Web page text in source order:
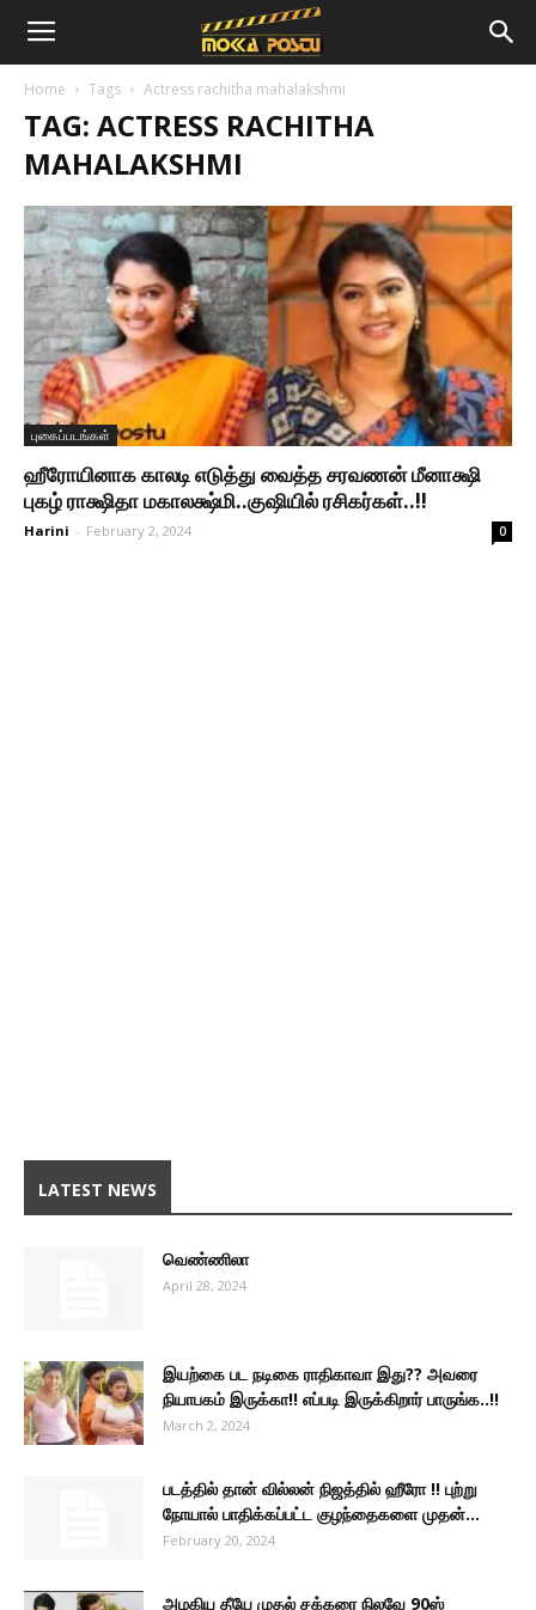
Home Tags Actress rachitha mahalakshmi
TAG: ACTRESS RACHITHA
MAHALAKSHMI
புகைப்படங்கள்
ஹீரோயினாக காலடி எடுத்து வைத்த சரவணன் மீனாக்ஷி
புகழ் ராக்ஷிதா மகாலக்ஷ்மி..குஷியில் ரசிகர்கள்..!!
Harini - February 2, 2024 0
LATEST NEWS
வெண்ணிலா
April 28, 2024
இயற்கை பட நடிகை ராதிகாவா இது?? அவரை
நியாபகம் இருக்கா!! எப்படி இருக்கிறார் பாருங்க..!!
March 2, 2024
படத்தில் தான் வில்லன் நிஜத்தில் ஹீரோ !! புற்று
நோயால் பாதிக்கப்பட்ட குழந்தைகளை முதன்...
February 20, 2024
அழகிய தீயே முதல் சக்கரை நிலவே 90ஸ்